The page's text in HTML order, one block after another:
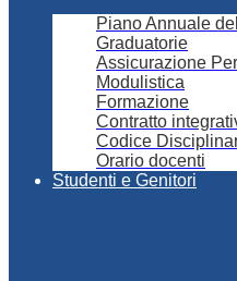
Piano Annuale
Graduatorie
Assicurazione
Modulistica
Formazione
Contratto
Codice
Orario docenti
Studenti e Genitori